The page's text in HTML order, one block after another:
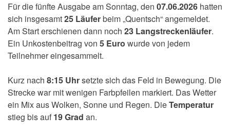
Für die fünfte Ausgabe am Sonntag, den 07.06.2026 hatten
sich insgesamt25 Läuferbeim „Quentsch“ angemeldet.
Am Start erschienen dann noch 23 Langstreckenläufer.
Ein Unkostenbeitrag von 5 Euro wurde von jedem
Teilnehmer eingesammelt.
Kurz nach 8:15 Uhrsetzte sich das Feld in Bewegung. Die
Strecke war mit wenigen Farbpfeilen markiert. Das Wetter
ein Mix aus Wolken, Sonne und Regen. DieTemperatur
stieg bis auf19 Grad an.